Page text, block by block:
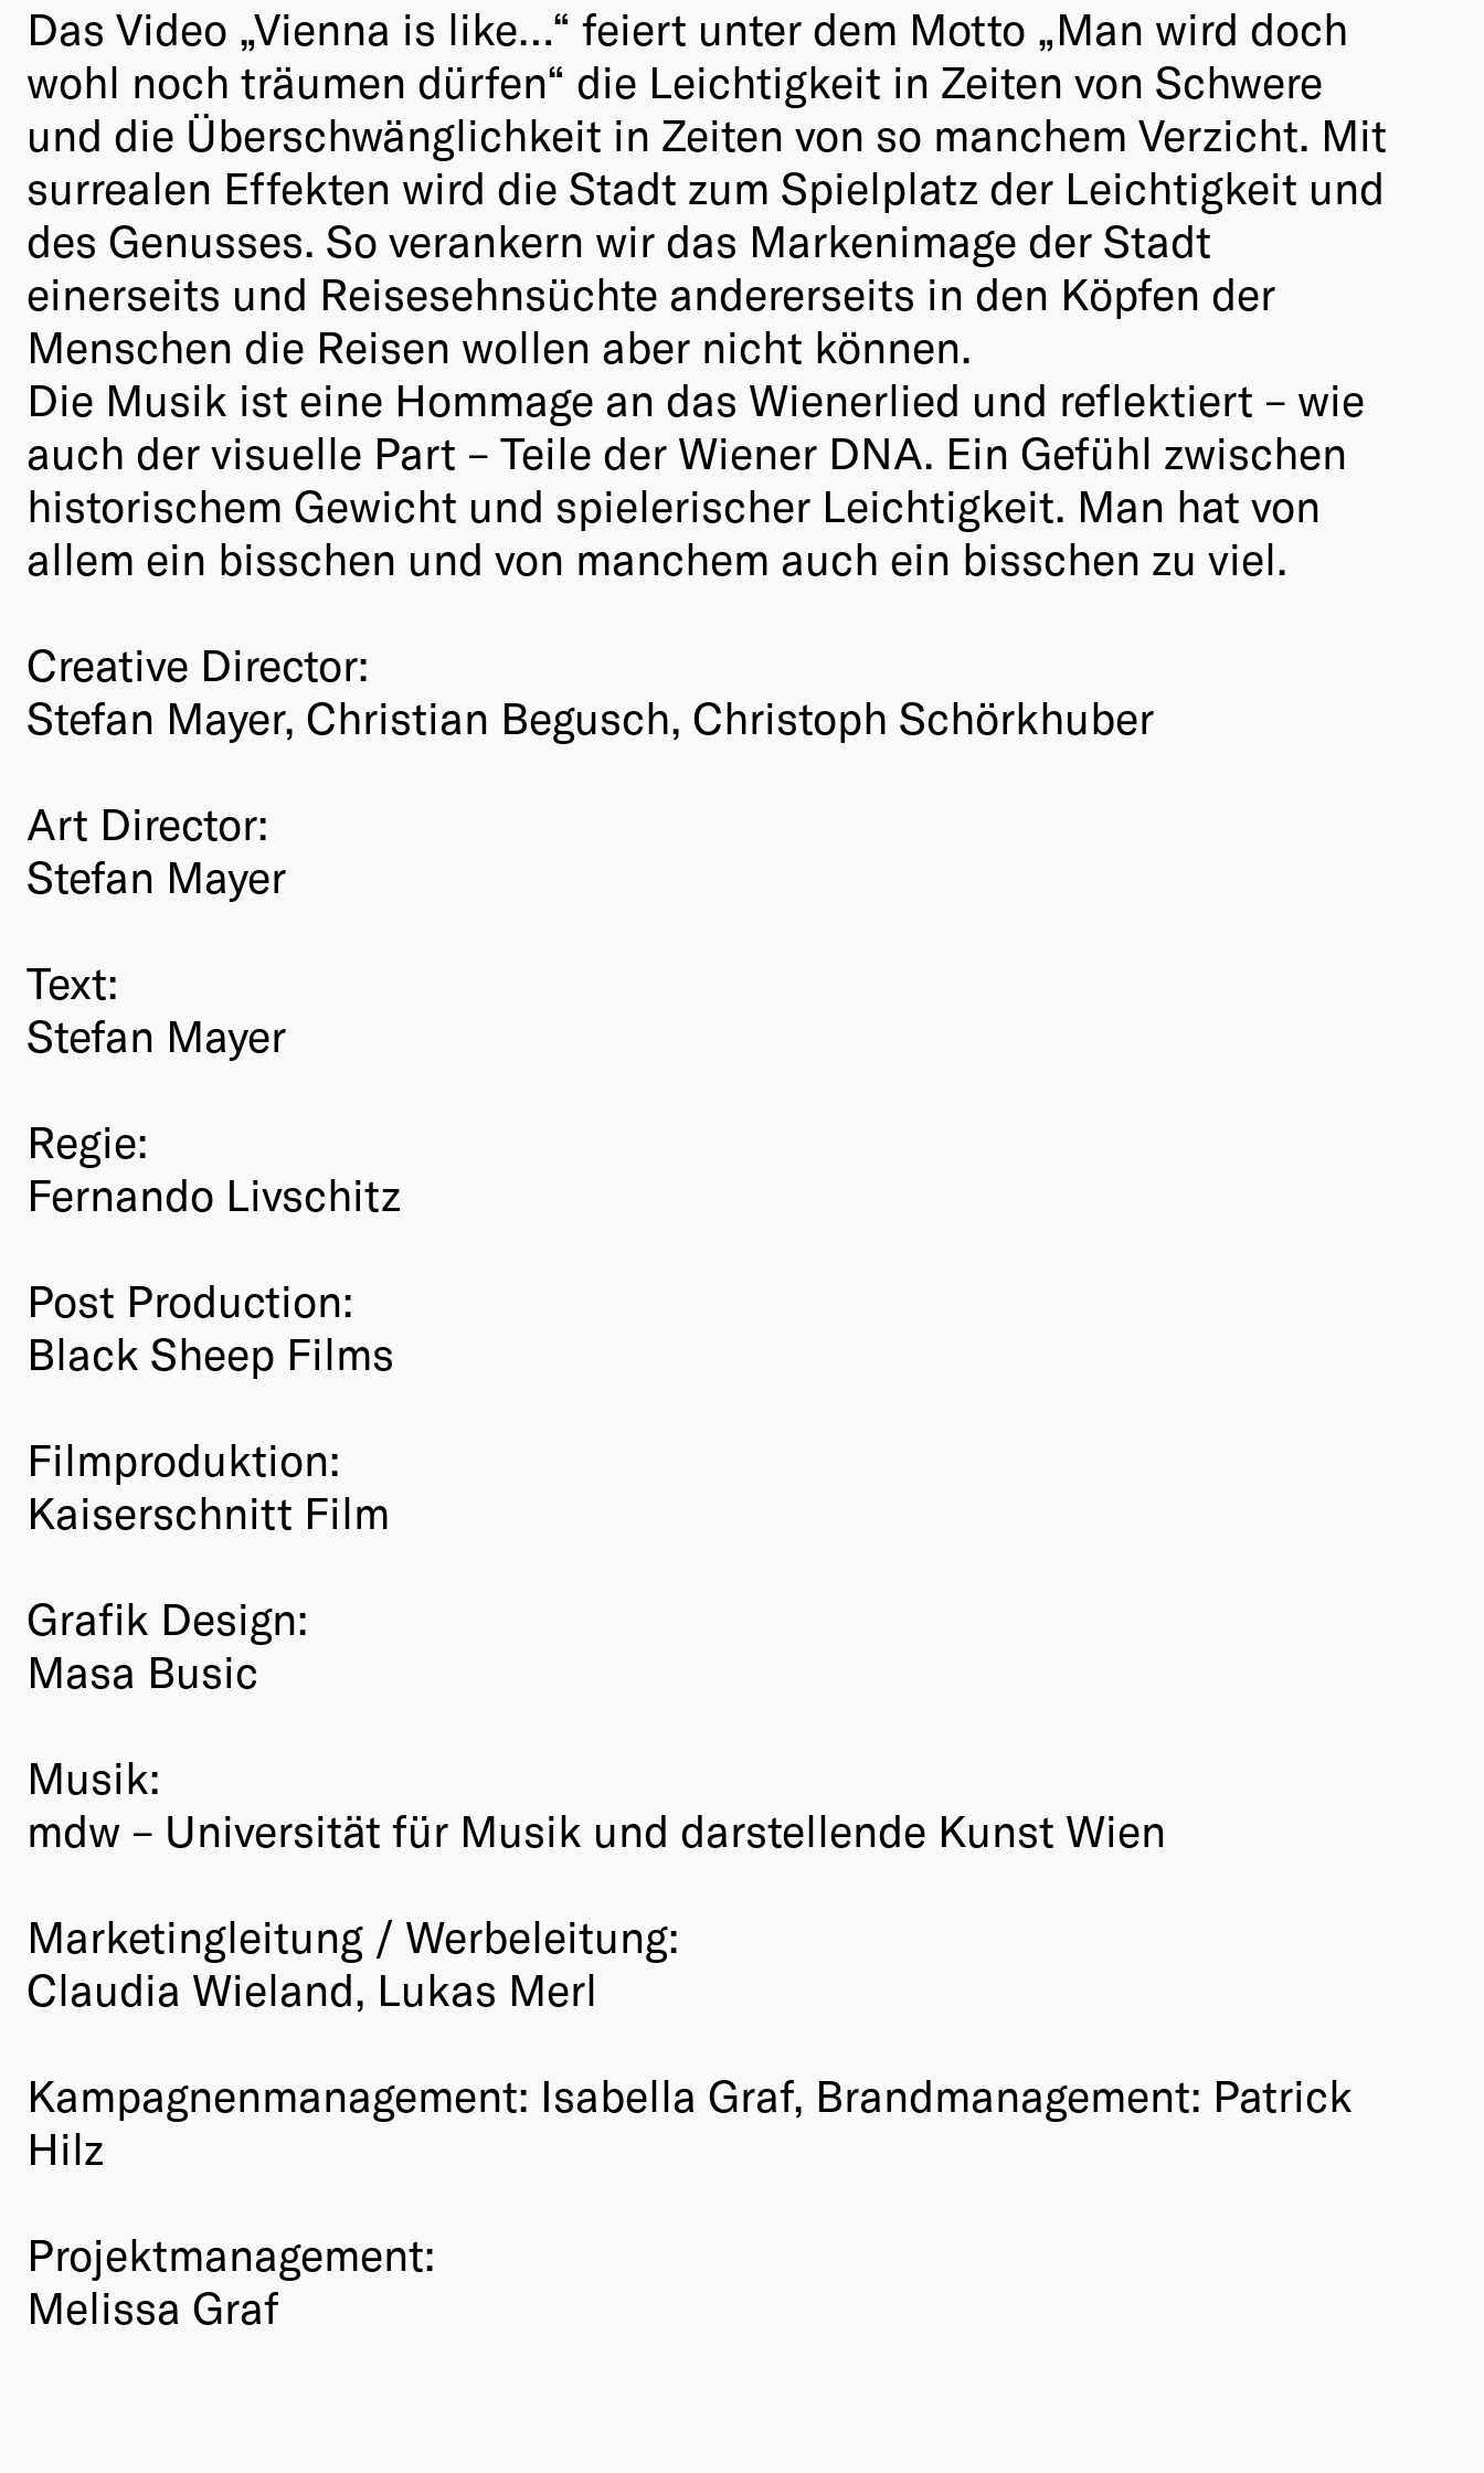
Das Video „Vienna is like…“ feiert unter dem Motto „Man wird doch
wohl noch träumen dürfen“ die Leichtigkeit in Zeiten von Schwere
und die Überschwänglichkeit in Zeiten von so manchem Verzicht. Mit
surrealen Effekten wird die Stadt zum Spielplatz der Leichtigkeit und
des Genusses. So verankern wir das Markenimage der Stadt
einerseits und Reisesehnsüchte andererseits in den Köpfen der
Menschen die Reisen wollen aber nicht können.
Die Musik ist eine Hommage an das Wienerlied und reflektiert – wie
auch der visuelle Part – Teile der Wiener DNA. Ein Gefühl zwischen
historischem Gewicht und spielerischer Leichtigkeit. Man hat von
allem ein bisschen und von manchem auch ein bisschen zu viel.
Creative Director:
Stefan Mayer, Christian Begusch, Christoph Schörkhuber
Art Director:
Stefan Mayer
Text:
Stefan Mayer
Regie:
Fernando Livschitz
Post Production:
Black Sheep Films
Filmproduktion:
Kaiserschnitt Film
Grafik Design:
Masa Busic
Musik:
mdw – Universität für Musik und darstellende Kunst Wien
Marketingleitung / Werbeleitung:
Claudia Wieland, Lukas Merl
Kampagnenmanagement: Isabella Graf, Brandmanagement: Patrick
Hilz
Projektmanagement:
Melissa Graf